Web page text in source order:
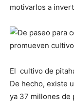
motivarlos a
El cultivo de
De hecho, existe
ya 37 millones de